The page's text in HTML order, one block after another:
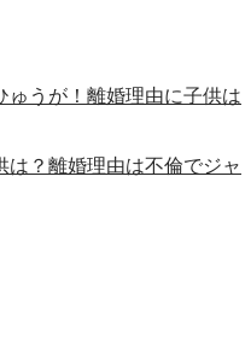
ゅうが！離婚理由に子供は
？離婚理由は不倫でジャ